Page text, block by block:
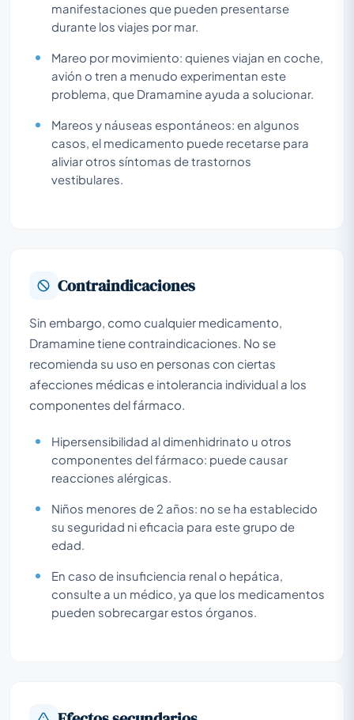
manifestaciones que pueden presentarse
durante los viajes por mar.
Mareo por movimiento: quienes viajan en coche,
avión o tren a menudo experimentan este
problema, que Dramamine ayuda a solucionar.
Mareos y náuseas espontáneos: en algunos
casos, el medicamento puede recetarse para
aliviar otros síntomas de trastornos
vestibulares.
Contraindicaciones
Sin embargo, como cualquier medicamento,
Dramamine tiene contraindicaciones. No se
recomienda su uso en personas con ciertas
afecciones médicas e intolerancia individual a los
componentes del fármaco.
Hipersensibilidad al dimenhidrinato u otros
componentes del fármaco: puede causar
reacciones alérgicas.
Niños menores de 2 años: no se ha establecido
su seguridad ni eficacia para este grupo de
edad.
En caso de insuficiencia renal o hepática,
consulte a un médico, ya que los medicamentos
pueden sobrecargar estos órganos.